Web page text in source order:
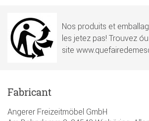
Nos produits et
les jetez pas! Trouvez
site
Fabricant
Angerer Freizeitmöbel GmbH